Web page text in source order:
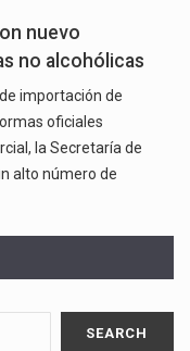
nuevo
no alcohólicas
importación de
oficiales
la Secretaría de
alto número de